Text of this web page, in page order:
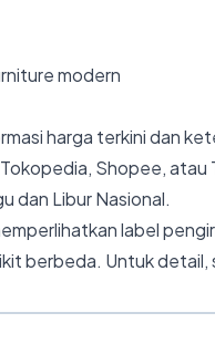
modern
harga terkini dan
Shopee, atau
dan Libur Nasional.
label
berbeda. Untuk detail,